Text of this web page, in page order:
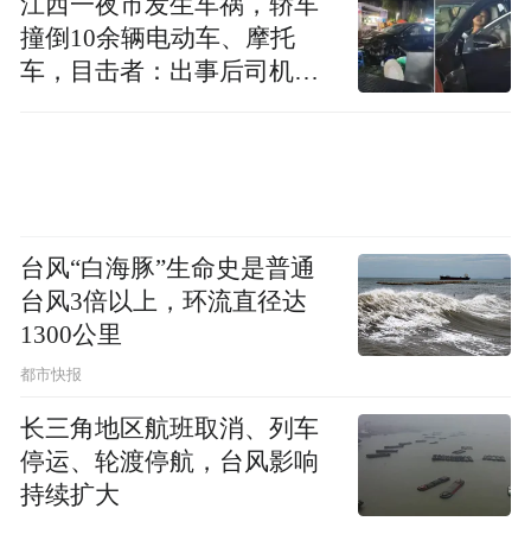
撞倒10余辆电动车、摩托
车，目击者：出事后司机一
台风“白海豚”生命史是普通
台风3倍以上，环流直径达
1300公里
都市快报
长三角地区航班取消、列车
停运、轮渡停航，台风影响
持续扩大